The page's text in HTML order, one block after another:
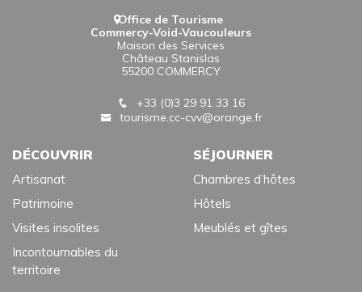
Office de Tourisme
Commercy-Void-Vaucouleurs
Maison des Services
Château Stanislas
55200 COMMERCY
+33 (0)3 29 91 33 16
tourisme.cc-cvv@orange.fr
DÉCOUVRIR
Artisanat
Patrimoine
Visites insolites
Incontournables du
territoire
SÉJOURNER
Chambres d’hôtes
Hôtels
Meublés et gîtes